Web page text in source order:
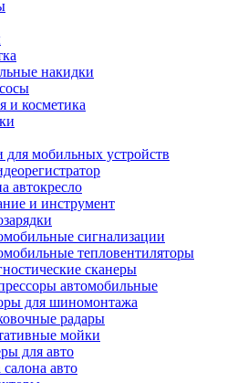
накидки
и косметика
для мобильных устройств
автокресло
и инструмент
сигнализации
тепловентиляторы
сканеры
автомобильные
для шиномонтажа
радары
мойки
для авто
авто